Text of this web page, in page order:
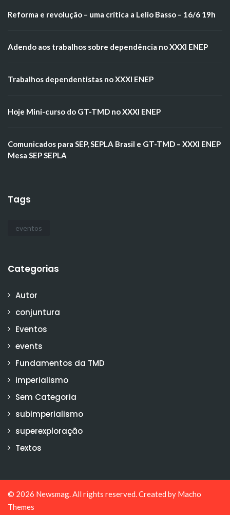
Reforma e revolução – uma crítica a Lelio Basso – 16/6 19h
Adendo aos trabalhos sobre dependência no XXXI ENEP
Trabalhos dependentistas no XXXI ENEP
Hoje Mini-curso do GT-TMD no XXXI ENEP
Comunicados para SEP, SEPLA Brasil e GT-TMD – XXXI ENEP
Mesa SEP SEPLA
Tags
eventos
Categorias
Autor
conjuntura
Eventos
events
Fundamentos da TMD
imperialismo
Sem Categoria
subimperialismo
superexploração
Textos
© 2026 Newsmag . All rights reserved. Created by Macho
Themes